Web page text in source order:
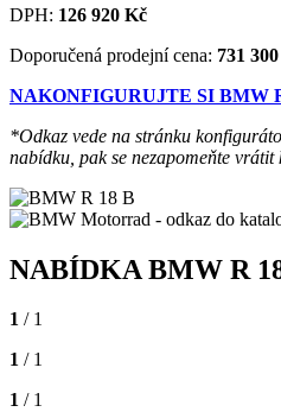
DPH: 126 920 Kč
Doporučená prodejní cena: 731
NAKONFIGURUJTE SI BMW
*Odkaz vede na stránku
nabídku, pak se nezapomeňte vrátit
NABÍDKA BMW R
1 / 1
1 / 1
1 / 1